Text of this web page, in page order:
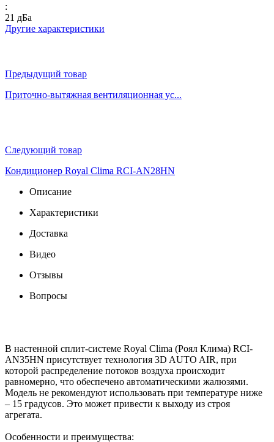
:
21 дБа
Другие характеристики
Предыдущий товар
Приточно-вытяжная вентиляционная ус...
Следующий товар
Кондиционер Royal Clima RCI-AN28HN
Описание
Характеристики
Доставка
Видео
Отзывы
Вопросы
В настенной сплит-системе Royal Clima (Роял Клима) RCI-
AN35HN присутствует технология 3D AUTO AIR, при
которой распределение потоков воздуха происходит
равномерно, что обеспечено автоматическими жалюзями.
Модель не рекомендуют использовать при температуре ниже
– 15 градусов. Это может привести к выходу из строя
агрегата.
Особенности и преимущества: